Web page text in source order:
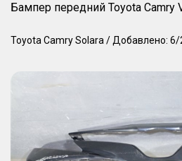
Бампер передний Toyota Camry
Toyota Camry Solara / Добавлено: 6/